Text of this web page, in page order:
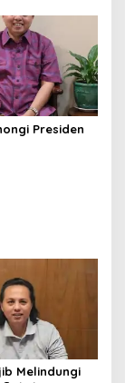
Presiden
Melindungi